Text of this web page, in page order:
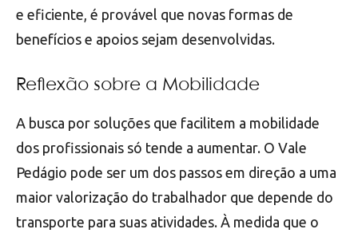
e eficiente, é provável que novas formas de
benefícios e apoios sejam desenvolvidas.
Reflexão sobre a Mobilidade
A busca por soluções que facilitem a mobilidade
dos profissionais só tende a aumentar. O Vale
Pedágio pode ser um dos passos em direção a uma
maior valorização do trabalhador que depende do
transporte para suas atividades. À medida que o